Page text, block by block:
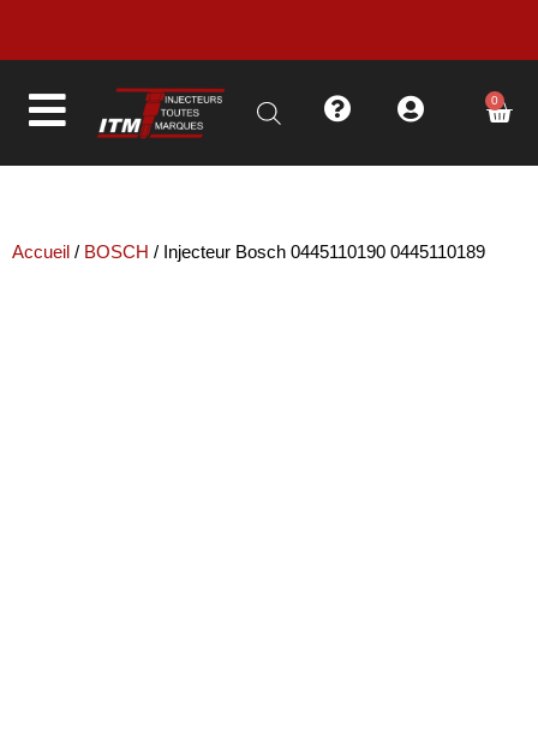
LIVRAISON EN MOINS DE 48H 0
Accueil / BOSCH / Injecteur Bosch 0445110190 0445110189